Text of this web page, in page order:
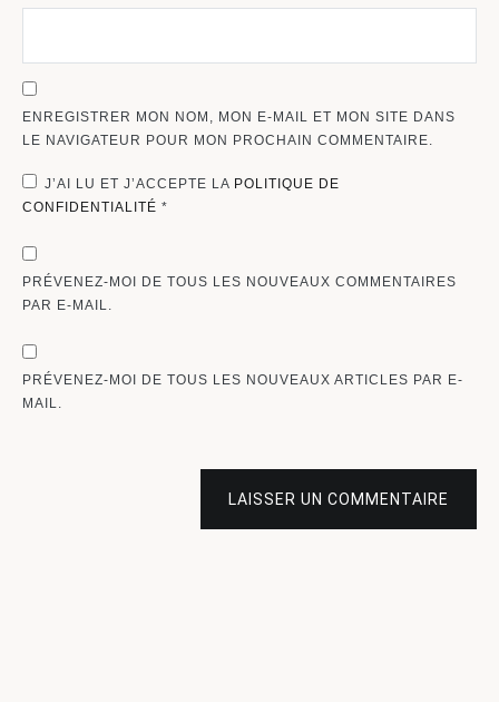
ENREGISTRER MON NOM, MON E-MAIL ET MON SITE DANS
LE NAVIGATEUR POUR MON PROCHAIN COMMENTAIRE.
J’AI LU ET J’ACCEPTE LA POLITIQUE DE
CONFIDENTIALITÉ *
PRÉVENEZ-MOI DE TOUS LES NOUVEAUX COMMENTAIRES
PAR E-MAIL.
PRÉVENEZ-MOI DE TOUS LES NOUVEAUX ARTICLES PAR E-
MAIL.
LAISSER UN COMMENTAIRE